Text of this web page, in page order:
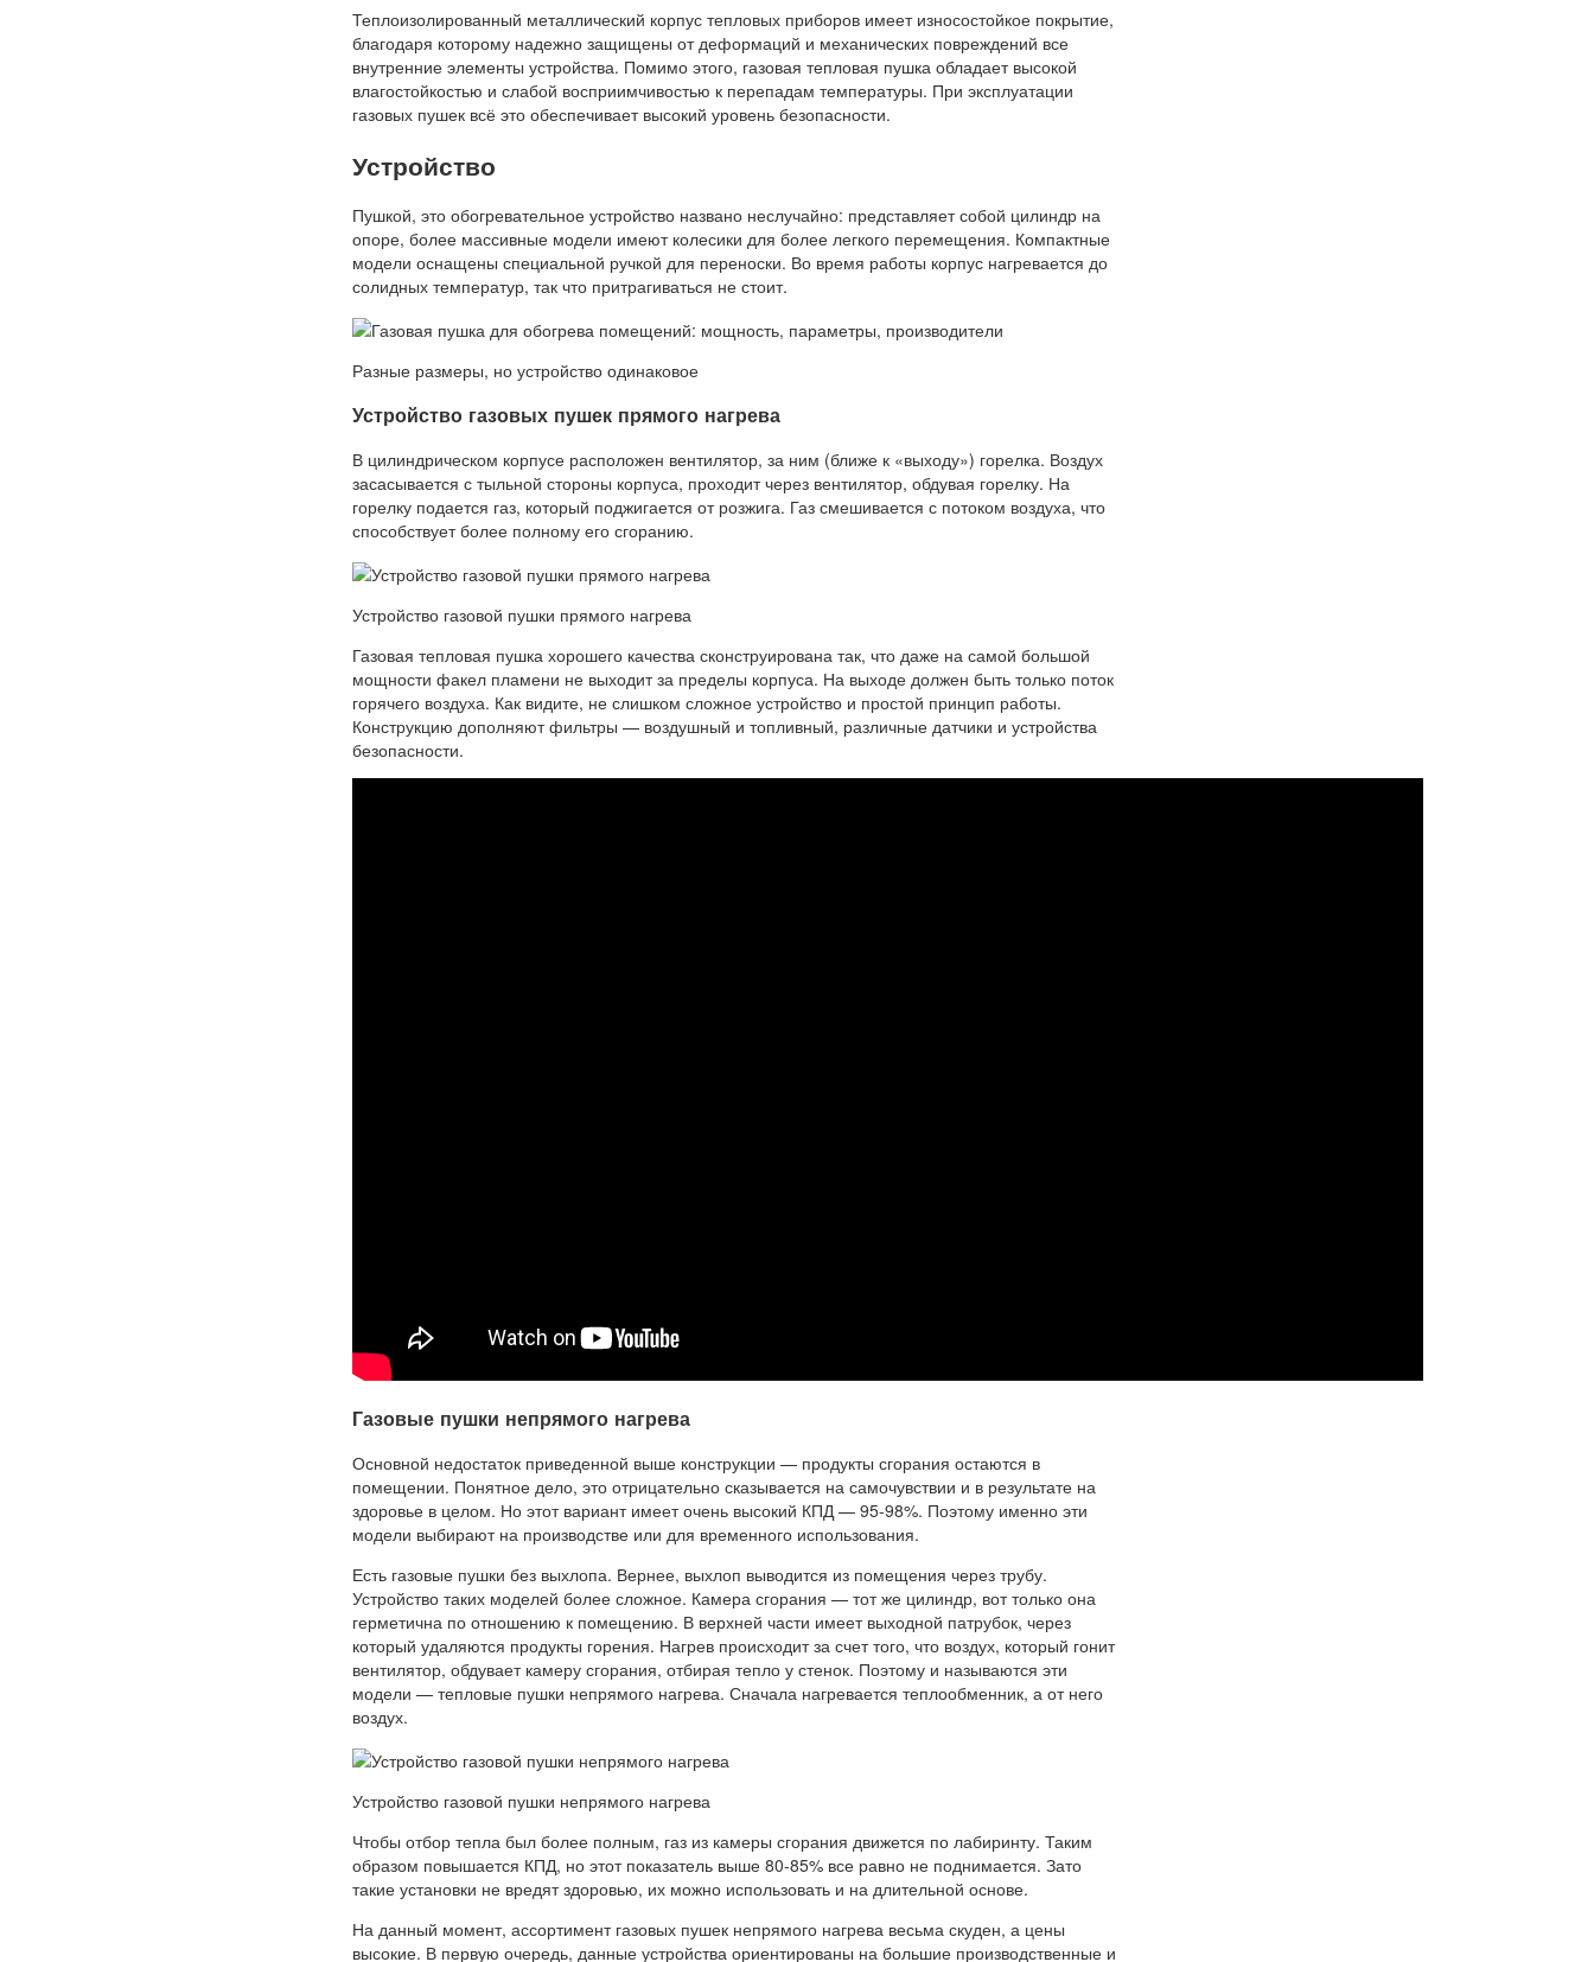
Теплоизолированный металлический корпус тепловых приборов имеет износостойкое покрытие,
благодаря которому надежно защищены от деформаций и механических повреждений все
внутренние элементы устройства. Помимо этого, газовая тепловая пушка обладает высокой
влагостойкостью и слабой восприимчивостью к перепадам температуры. При эксплуатации
газовых пушек всё это обеспечивает высокий уровень безопасности.
Устройство
Пушкой, это обогревательное устройство названо неслучайно: представляет собой цилиндр на
опоре, более массивные модели имеют колесики для более легкого перемещения. Компактные
модели оснащены специальной ручкой для переноски. Во время работы корпус нагревается до
солидных температур, так что притрагиваться не стоит.
Разные размеры, но устройство одинаковое
Устройство газовых пушек прямого нагрева
В цилиндрическом корпусе расположен вентилятор, за ним (ближе к «выходу») горелка. Воздух
засасывается с тыльной стороны корпуса, проходит через вентилятор, обдувая горелку. На
горелку подается газ, который поджигается от розжига. Газ смешивается с потоком воздуха, что
способствует более полному его сгоранию.
Устройство газовой пушки прямого нагрева
Газовая тепловая пушка хорошего качества сконструирована так, что даже на самой большой
мощности факел пламени не выходит за пределы корпуса. На выходе должен быть только поток
горячего воздуха. Как видите, не слишком сложное устройство и простой принцип работы.
Конструкцию дополняют фильтры — воздушный и топливный, различные датчики и устройства
безопасности.
Газовые пушки непрямого нагрева
Основной недостаток приведенной выше конструкции — продукты сгорания остаются в
помещении. Понятное дело, это отрицательно сказывается на самочувствии и в результате на
здоровье в целом. Но этот вариант имеет очень высокий КПД — 95-98%. Поэтому именно эти
модели выбирают на производстве или для временного использования.
Есть газовые пушки без выхлопа. Вернее, выхлоп выводится из помещения через трубу.
Устройство таких моделей более сложное. Камера сгорания — тот же цилиндр, вот только она
герметична по отношению к помещению. В верхней части имеет выходной патрубок, через
который удаляются продукты горения. Нагрев происходит за счет того, что воздух, который гонит
вентилятор, обдувает камеру сгорания, отбирая тепло у стенок. Поэтому и называются эти
модели — тепловые пушки непрямого нагрева. Сначала нагревается теплообменник, а от него
воздух.
Устройство газовой пушки непрямого нагрева
Чтобы отбор тепла был более полным, газ из камеры сгорания движется по лабиринту. Таким
образом повышается КПД, но этот показатель выше 80-85% все равно не поднимается. Зато
такие установки не вредят здоровью, их можно использовать и на длительной основе.
На данный момент, ассортимент газовых пушек непрямого нагрева весьма скуден, а цены
высокие. В первую очередь, данные устройства ориентированы на большие производственные и